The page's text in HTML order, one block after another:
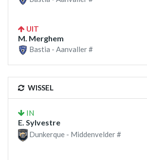
UIT
M. Merghem
Bastia - Aanvaller #
WISSEL
IN
E. Sylvestre
Dunkerque - Middenvelder #